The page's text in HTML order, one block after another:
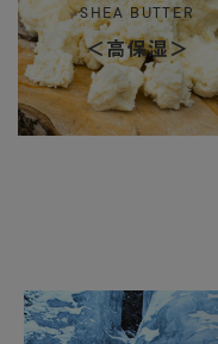
SHEA BUTTER
＜高保湿＞